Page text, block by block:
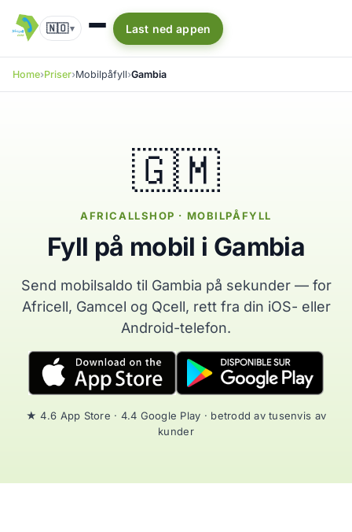
🇳🇴▾ Last ned appen
Home Priser Mobilpåfyll Gambia
🇬🇲
AFRICALLSHOP · MOBILPÅFYLL
Fyll på mobil i Gambia
Send mobilsaldo til Gambia på sekunder — for
Africell, Gamcel og Qcell, rett fra din iOS- eller
Android-telefon.
★ 4.6 App Store · 4.4 Google Play · betrodd av tusenvis av
kunder